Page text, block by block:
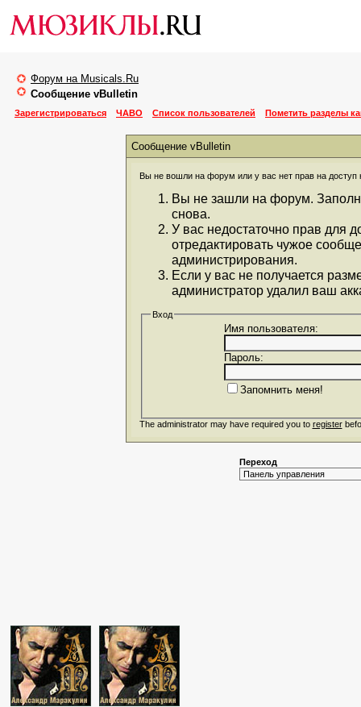
Форум на Musicals.Ru
Сообщение vBulletin
Зарегистрироваться ЧАВО Список пользователей Пометить разделы
Сообщение vBulletin
Вы не вошли на форум или у вас нет прав на доступ
Вы не зашли на форум.
снова.
У вас недостаточно прав для
отредактировать чужое
администрирования.
Если у вас не получается
администратор удалил ваш
Вход
Имя пользователя:
Пароль:
Запомнить меня!
The administrator may have required you to register
Переход